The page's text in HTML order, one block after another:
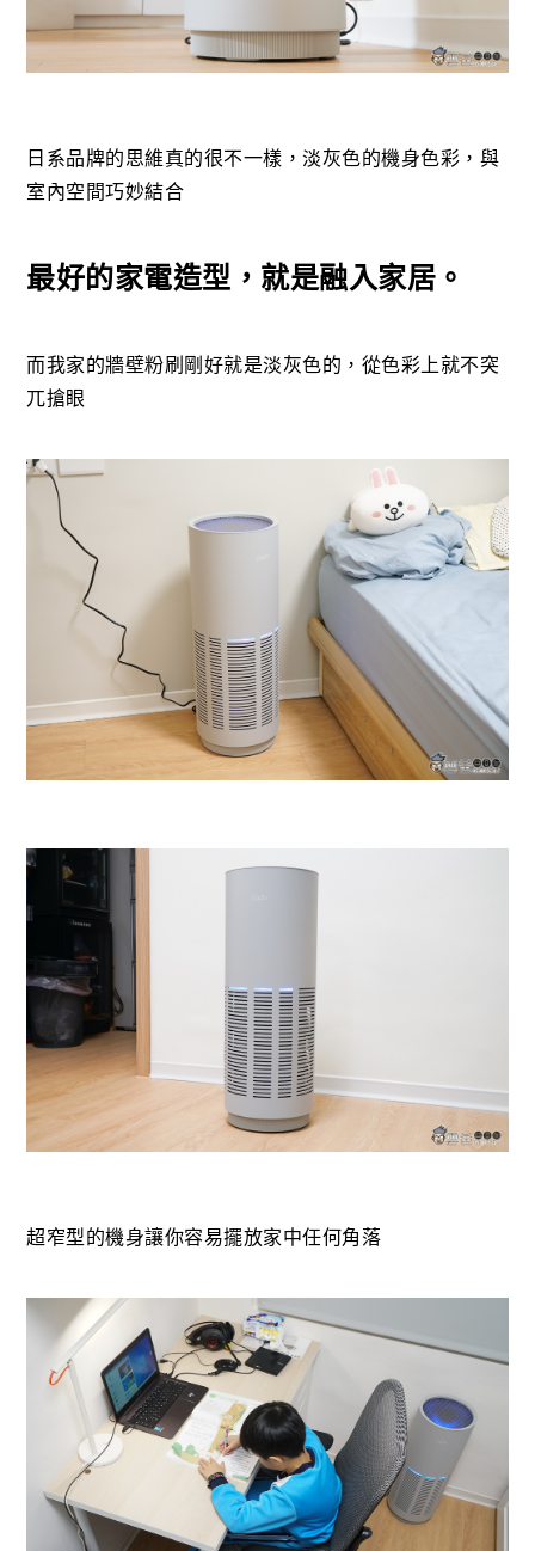
日系品牌的思維真的很不一樣，淡灰色的機身色彩，與
室內空間巧妙結合
最好的家電造型，就是融入家居。
而我家的牆壁粉刷剛好就是淡灰色的，從色彩上就不突
兀搶眼
超窄型的機身讓你容易擺放家中任何角落